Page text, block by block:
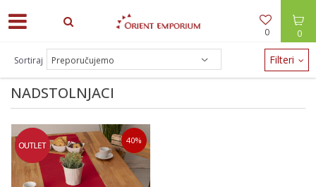
0
0
ODEĆA -30% / NAKIT -20% - zalihe brzo nestaju!
NADSTOLNJACI
Sortiraj Filteri
40%